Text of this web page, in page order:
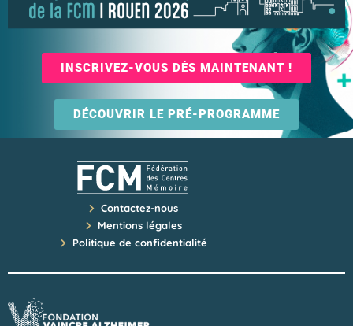
INSCRIVEZ-VOUS DÈS MAINTENANT !
DÉCOUVRIR LE PRÉ-PROGRAMME
Contactez-nous
Mentions légales
Politique de confidentialité